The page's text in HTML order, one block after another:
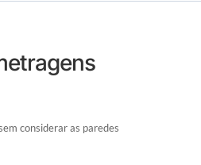
considerar as paredes